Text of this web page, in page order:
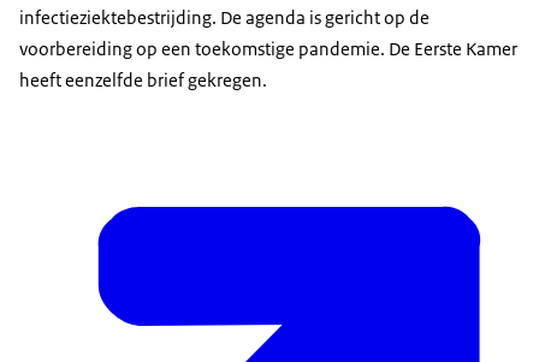
infectieziektebestrijding. De agenda is gericht op de
voorbereiding op een toekomstige pandemie. De Eerste Kamer
heeft eenzelfde brief gekregen.